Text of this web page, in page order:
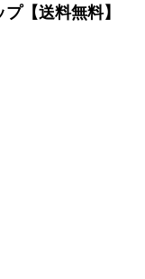
【送料無料】